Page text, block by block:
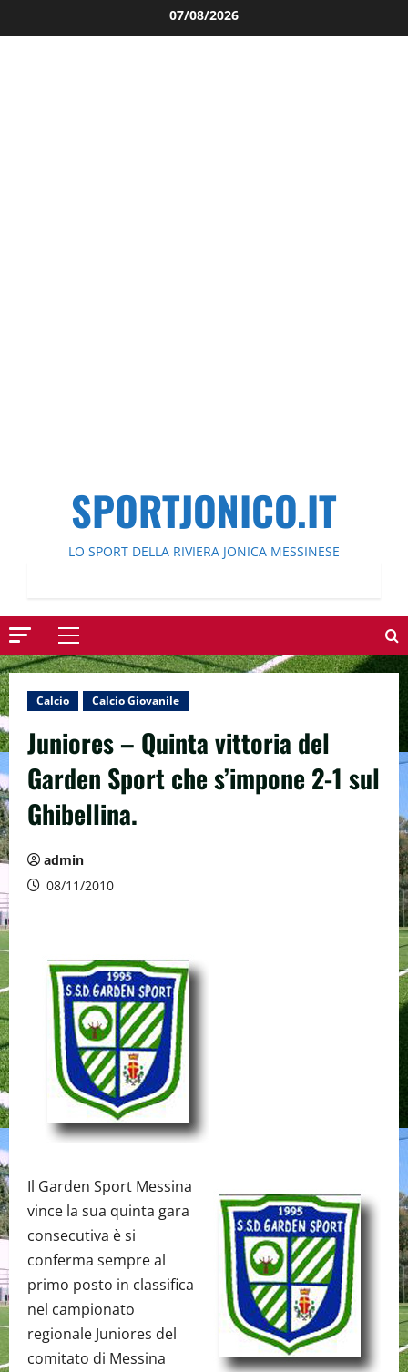
al
07/08/2026
SPORTJONICO.IT
LO SPORT DELLA RIVIERA JONICA MESSINESE
Menu
principale
Calcio Calcio Giovanile
Juniores – Quinta vittoria del
Garden Sport che s’impone 2-1 sul
Ghibellina.
admin
08/11/2010
Il Garden Sport Messina
vince la sua quinta gara
consecutiva è si
conferma sempre al
primo posto in classifica
nel campionato
regionale Juniores del
comitato di Messina